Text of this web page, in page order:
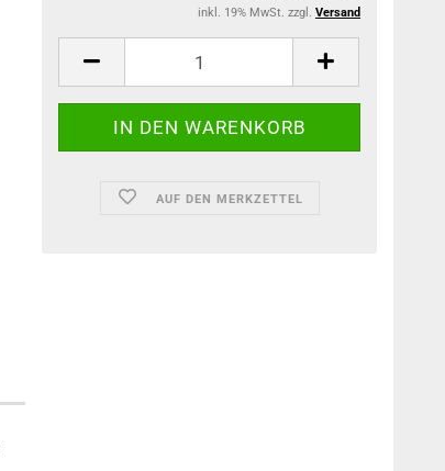
inkl. 19% MwSt. zzgl. Versand
AUF DEN MERKZETTEL